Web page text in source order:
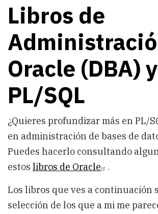
Libros de
Oracle (DBA) y
PL/SQL
¿Quieres profundizar más en PL/
en administración de bases de
Puedes hacerlo consultando
estos libros de Oracle
.
Los libros que ves a continuación
selección de los que a mi me